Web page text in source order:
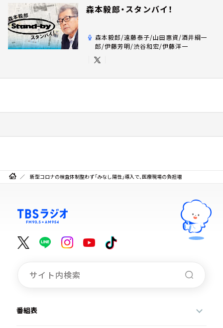
森本毅郎・スタンバイ！
森本毅郎/遠藤泰子/山田惠資/酒井綱一
郎/伊藤芳明/渋谷和宏/伊藤洋一
新型コロナの検査体制整わず「みなし陽性」導入で、医療現場の負担増
番組表